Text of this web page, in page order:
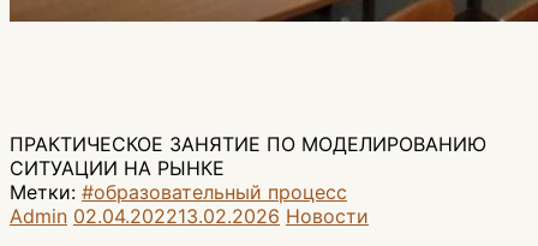
ПРАКТИЧЕСКОЕ ЗАНЯТИЕ ПО МОДЕЛИРОВАНИЮ
СИТУАЦИИ НА РЫНКЕ
Метки: #образовательный процесс
Admin 02.04.202213.02.2026 Новости